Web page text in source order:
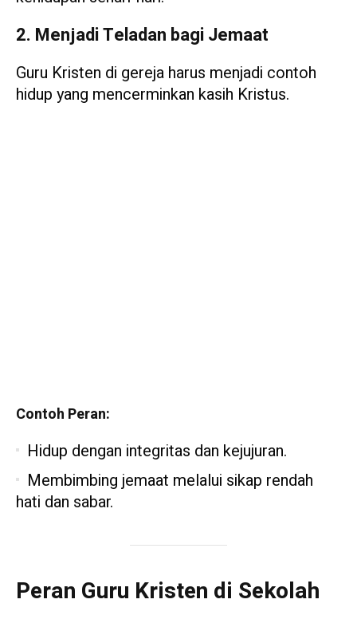
2. Menjadi Teladan bagi Jemaat
Guru Kristen di gereja harus menjadi contoh
hidup yang mencerminkan kasih Kristus.
Contoh Peran:
Hidup dengan integritas dan kejujuran.
Membimbing jemaat melalui sikap rendah
hati dan sabar.
Peran Guru Kristen di Sekolah